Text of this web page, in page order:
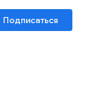
Подписаться